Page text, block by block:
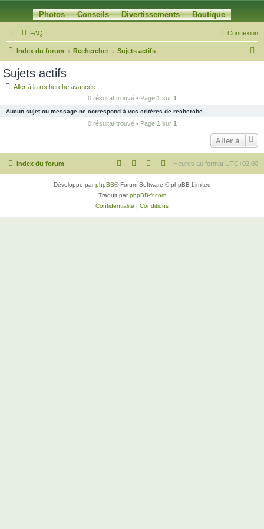
Photos Conseils Divertissements Boutique
FAQ Connexion
Index du forum Rechercher Sujets actifs
c
e
Sujets actifs
Aller à la recherche avancée
0 résultat trouvé • Page 1 sur 1
Aucun sujet ou message ne correspond à vos critères de recherche.
0 résultat trouvé • Page 1 sur 1
Aller à
Index du forum Heures au format UTC+02:00
Développé parphpBB® Forum Software © phpBB Limited
Traduit parphpBB-fr.com
Confidentialité | Conditions